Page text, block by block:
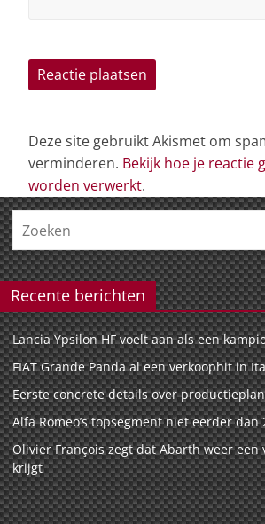
Deze site gebruikt Akismet om
verminderen. Bekijk hoe je reactie
worden verwerkt.
Recente berichten
Lancia Ypsilon HF voelt aan als een
FIAT Grande Panda al een verkoophit in
Eerste concrete details over
Alfa Romeo’s topsegment niet eerder
Olivier François zegt dat Abarth weer
krijgt